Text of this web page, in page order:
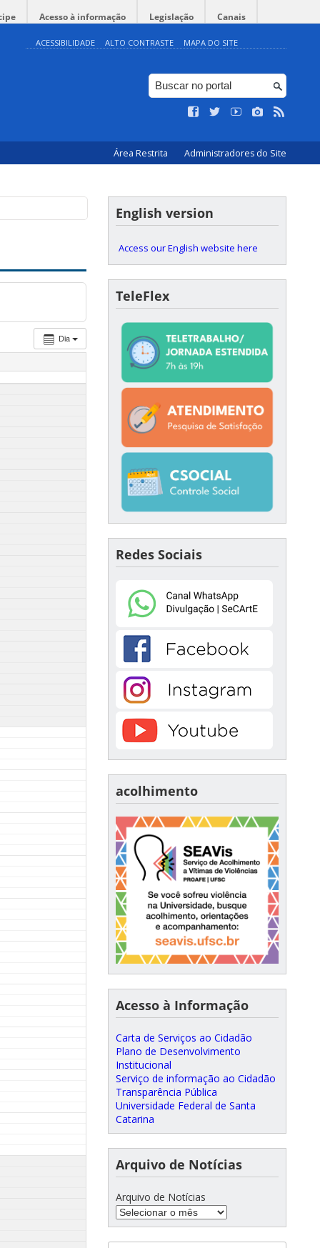
Acesso à informação Legislação Canais
ACESSIBILIDADE ALTO CONTRASTE MAPA DO SITE
Área Restrita Administradores do Site
Dia
English version
Access our English website here
TeleFlex
Redes Sociais
acolhimento
Acesso à Informação
Carta de Serviços ao Cidadão
Plano de Desenvolvimento
Institucional
Serviço de informação ao Cidadão
Transparência Pública
Universidade Federal de Santa
Catarina
Arquivo de Notícias
Arquivo de Notícias